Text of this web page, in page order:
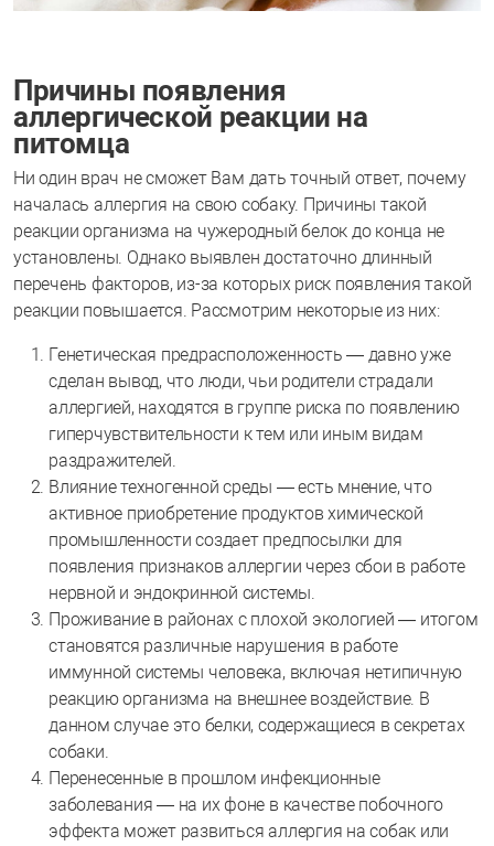
Причины появления
аллергической реакции на
питомца
Ни один врач не сможет Вам дать точный ответ, почему
началась аллергия на свою собаку. Причины такой
реакции организма на чужеродный белок до конца не
установлены. Однако выявлен достаточно длинный
перечень факторов, из-за которых риск появления такой
реакции повышается. Рассмотрим некоторые из них:
Генетическая предрасположенность — давно уже
сделан вывод, что люди, чьи родители страдали
аллергией, находятся в группе риска по появлению
гиперчувствительности к тем или иным видам
раздражителей.
Влияние техногенной среды — есть мнение, что
активное приобретение продуктов химической
промышленности создает предпосылки для
появления признаков аллергии через сбои в работе
нервной и эндокринной системы.
Проживание в районах с плохой экологией — итогом
становятся различные нарушения в работе
иммунной системы человека, включая нетипичную
реакцию организма на внешнее воздействие. В
данном случае это белки, содержащиеся в секретах
собаки.
Перенесенные в прошлом инфекционные
заболевания — на их фоне в качестве побочного
эффекта может развиться аллергия на собак или